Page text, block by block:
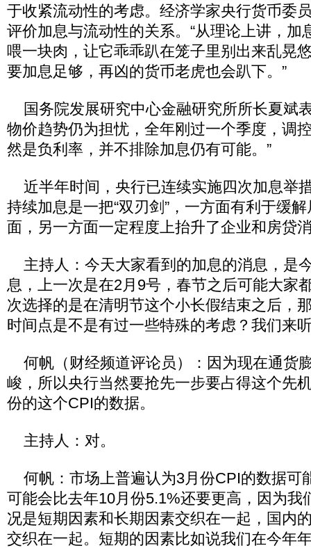
于收紧流动性的考虑。经济学家央行货币委
评价加息与流动性的关系。“从理论上讲，加
喂一块肉，让它乖乖趴在笼子里别出来乱晃
要加息足够，再凶的货币老虎也会趴下。”
国务院发展研究中心金融研究所所长夏斌
物价趋势仍为担忧，全年刚过一个季度，调
然是负利率，并不排除加息仍有可能。”
近半年时间，央行已连续实施四次加息举
持续加息是一把“双刃剑”，一方面有利于缓
面，另一方面一定程度上抬升了企业和房贷
主持人：今天大家看到的加息的消息，是
息，上一次是在2月9号，春节之后可能大家
次选择的是在清明节这个小长假结束之后，
时间点是不是有过一些特殊的考虑？我们来
何帆（财经频道评论员）：因为现在通货
峻，所以央行当然要抢先一步要占得这个先
份的这个CPI的数据。
主持人：对。
何帆：市场上普遍认为3月份CPI的数据可
可能会比去年10月份5.1%还要更高，因为我
况是短期因素和长期因素交织在一起，国内
交织在一起。短期的因素比如说我们在今年